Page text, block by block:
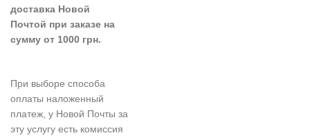
доставка Новой
Почтой при заказе на
сумму от 1000 грн.
При выборе способа
оплаты наложенный
платеж, у Новой Почты за
эту услугу есть комиссия